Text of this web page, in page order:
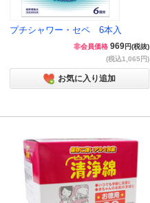
プチシャワー・セペ 6本入
非会員価格 969円(税抜)
(税込1,065円)
お気に入り追加